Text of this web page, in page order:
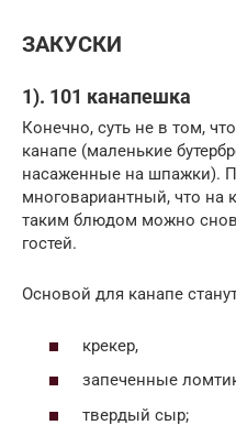
ЗАКУСКИ
1). 101 канапешка
Конечно, суть не в том,
канапе (маленькие
насаженные на шпажки).
многовариантный, что на
таким блюдом можно
гостей.
Основой для канапе
крекер,
запеченные
твердый сыр;